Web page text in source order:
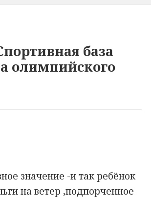
база
олимпийского
значение -и так ребёнок
на ветер ,подпорченное